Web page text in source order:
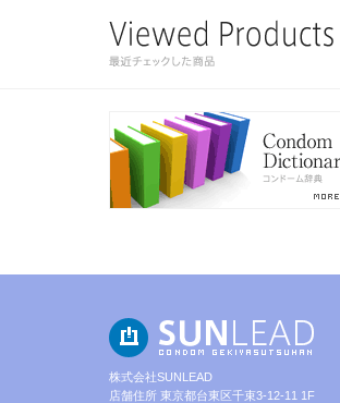
株式会社SUNLEAD
店舗住所 東京都台東区千束3-12-11 1F